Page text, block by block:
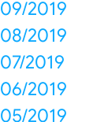
09/2019
08/2019
07/2019
06/2019
05/2019